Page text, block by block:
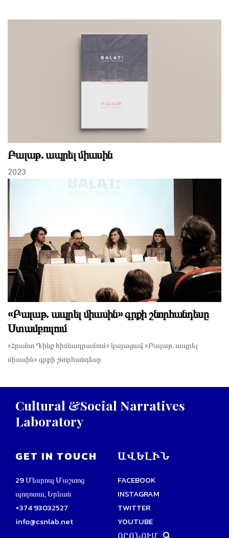
Բալաթ. ապրել միասին
2023
«Բալաթ. ապրել միասին» գրքի շնորհանդեսը
Ստամբուլում
«Հրանտ Դինք հիմնադրամում» կայացավ «Բալաթ. ապրել
միասին» գրքի շնորհանդեսը
Cultural &Social Narratives
Laboratory
GET IN TOUCH
29 Մեսրոպ Մաշտոց
պողոտա, Երևան
+374 93032527
info@csnlab.net
ԱՎԵԼԻՆ
FACEBOOK
INSTAGRAM
TWITTER
YOUTUBE
ՈՐՈՆՈՒՄ